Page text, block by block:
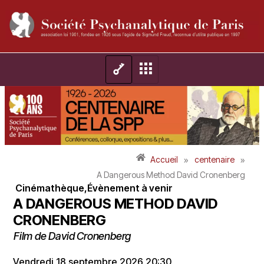
Accueil » centenaire »
A Dangerous Method David Cronenberg
Cinémathèque,Évènement à venir
A DANGEROUS METHOD DAVID
CRONENBERG
Film de David Cronenberg
Vendredi 18 septembre 2026 20:30